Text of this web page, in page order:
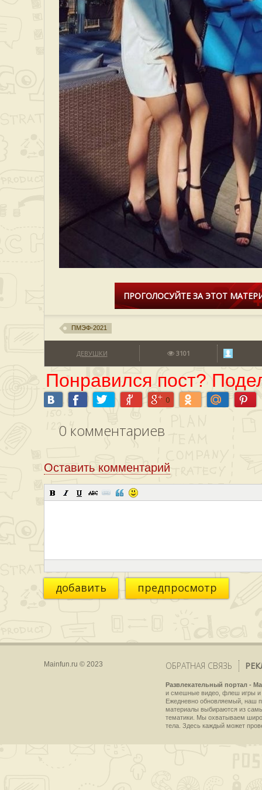
ПРОГОЛОСУЙТЕ ЗА ЭТОТ
ПМЭФ-2021
ДЕВУШКИ 3101
Понравился пост?
0
0 комментариев
Оставить комментарий
добавить предпросмотр
Mainfun.ru © 2023 ОБРАТНАЯ СВЯЗЬ
Развлекательный портал -
и смешные видео, флеш игры и
Ежедневно обновляемый, наш
материалы выбираются из
тематики. Мы охватываем
тела. Здесь каждый может